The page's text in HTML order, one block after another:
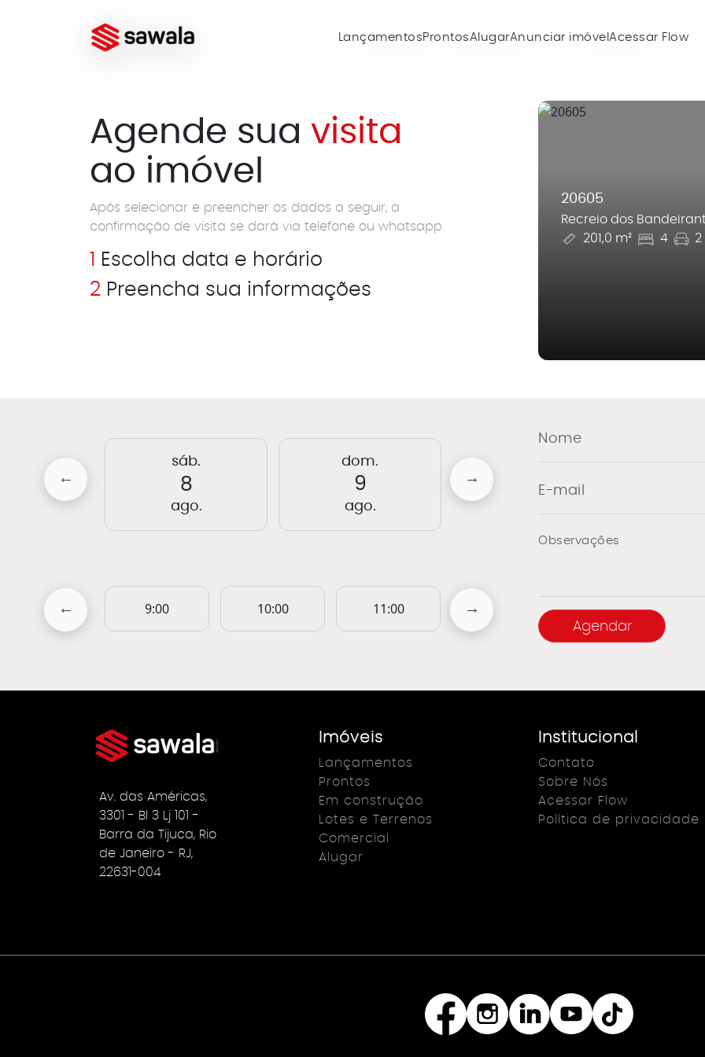
Lançamentos Prontos AlugarAnunciar imóvel Acessar Flow
Agende sua visita
ao imóvel
Após selecionar e preencher os dados a seguir, a
confirmação de visita se dará via telefone ou whatsapp.
1 Escolha data e horário
2 Preencha sua informações
20605
Recreio dos
201,0 m²
4 2
sáb.
8
ago.
dom.
9
ago.
seg.
10
17:00 9:00 10:00 11:00 12:00 13:00
Av. das Américas,
3301 - Bl 3 Lj 101 -
Barra da Tijuca, Rio
de Janeiro - RJ,
22631-004
Imóveis
Lançamentos
Prontos
Em construção
Lotes e Terrenos
Comercial
Alugar
Institucional
Contato
Sobre Nós
Acessar Flow
Política de privacidade